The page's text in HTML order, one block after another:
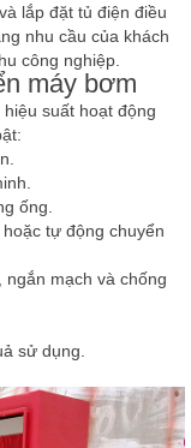
lắp đặt tủ điện điều
nhu cầu của khách
công nghiệp.
máy bơm
suất hoạt động
ống.
tự động chuyển
mạch và chống
sử dụng.